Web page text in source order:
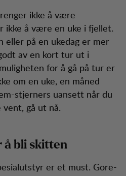
ikke å være
ikke å være en uke i fjellet.
eller på en ukedag er mer
av en kort tur ut i
for å gå på tur er
om en uke, en måned
stjerners uansett når du
vent, gå ut nå.
å bli skitten
er et must. Gore-